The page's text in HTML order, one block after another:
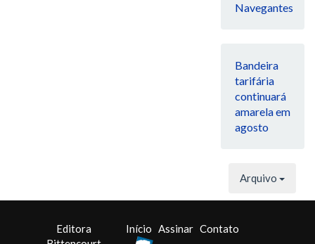
Navegantes
Bandeira
tarifária
continuará
amarela em
agosto
Arquivo
Editora
Início Assinar Contato